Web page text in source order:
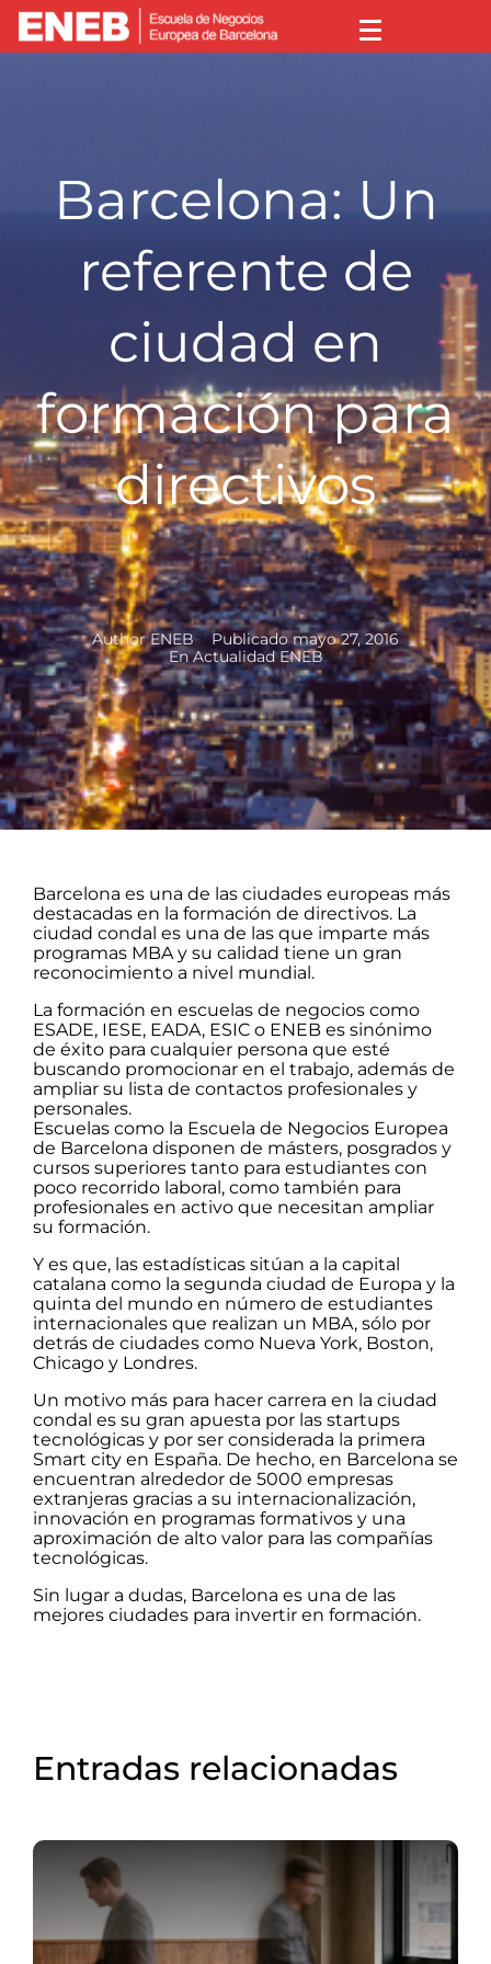
Barcelona: Un
referente de
ciudad en
formación para
directivos
AuthorENEB Publicadomayo 27, 2016
En Actualidad ENEB
Barcelona es una de las ciudades europeas más
destacadas en la formación de directivos. La
ciudad condal es una de las que imparte más
programas MBA y su calidad tiene un gran
reconocimiento a nivel mundial.
La formación en escuelas de negocios como
ESADE, IESE, EADA, ESIC o ENEB es sinónimo
de éxito para cualquier persona que esté
buscando promocionar en el trabajo, además de
ampliar su lista de contactos profesionales y
personales.
Escuelas como la Escuela de Negocios Europea
de Barcelona disponen de másters, posgrados y
cursos superiores tanto para estudiantes con
poco recorrido laboral, como también para
profesionales en activo que necesitan ampliar
su formación.
Y es que, las estadísticas sitúan a la capital
catalana como la segunda ciudad de Europa y la
quinta del mundo en número de estudiantes
internacionales que realizan un MBA, sólo por
detrás de ciudades como Nueva York, Boston,
Chicago y Londres.
Un motivo más para hacer carrera en la ciudad
condal es su gran apuesta por las startups
tecnológicas y por ser considerada la primera
Smart city en España. De hecho, en Barcelona se
encuentran alrededor de 5000 empresas
extranjeras gracias a su internacionalización,
innovación en programas formativos y una
aproximación de alto valor para las compañías
tecnológicas.
Sin lugar a dudas, Barcelona es una de las
mejores ciudades para invertir en formación.
Entradas relacionadas